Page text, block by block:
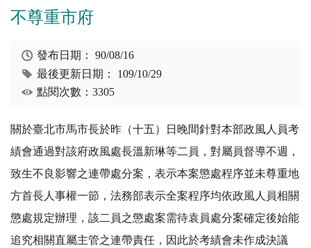
不尊重市府
發布日期：90/08/16
最後更新日期： 109/10/29
點閱次數：3305
關於臺北市馬市長於昨（十五）日晚間針對本部政風人員考
績會通過對該府政風處長溫新琳等二員，對屬員督導不週，
致生不良影響之連帶處分案，表示本案懲處程序並未尊重地
方首長人事權一節，法務部表示全案程序均依政風人員相關
懲處規定辦理，該二員之懲處案需待袁員處分案確定後始能
追究相關直屬主管之連帶責任，因此於考績會未作成決議